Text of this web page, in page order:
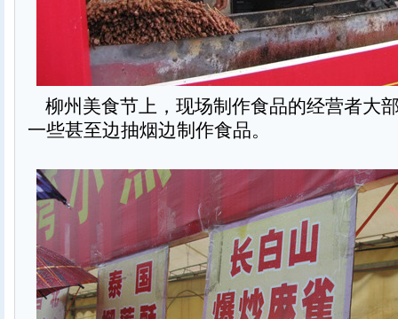
柳州美食节上，现场制作食品的经营者大
一些甚至边抽烟边制作食品。